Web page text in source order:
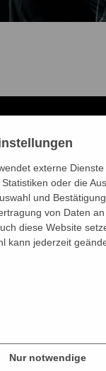
externe
oder die
und
von Daten an
diese Website
kann jederzeit
Nur notwendige